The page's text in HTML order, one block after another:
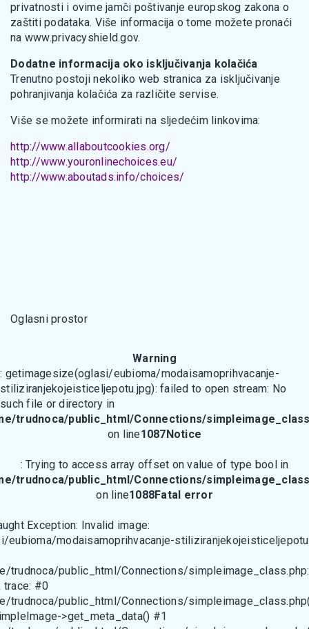
privatnosti i ovime jamči poštivanje europskog zakona o
zaštiti podataka. Više informacija o tome možete pronaći
na www.privacyshield.gov.
Dodatne informacija oko isključivanja kolačića
Trenutno postoji nekoliko web stranica za isključivanje
pohranjivanja kolačića za različite servise.
Više se možete informirati na sljedećim linkovima:
http://www.allaboutcookies.org/
http://www.youronlinechoices.eu/
http://www.aboutads.info/choices/
Oglasni prostor
Warning
: getimagesize(oglasi/eubioma/modaisamoprihvacanje-
stiliziranjekojeisticeljepotu.jpg): failed to open stream: No
such file or directory in
trudnoca/public_html/Connections/
on line1087Notice
: Trying to access array offset on value of type bool in
trudnoca/public_html/Connections/
on line1088Fatal error
Exception: Invalid image:
eubioma/modaisamoprihvacanje-
trudnoca/public_html/Connections/
trace: #0
trudnoca/public_html/Connections/
>get_meta_data() #1